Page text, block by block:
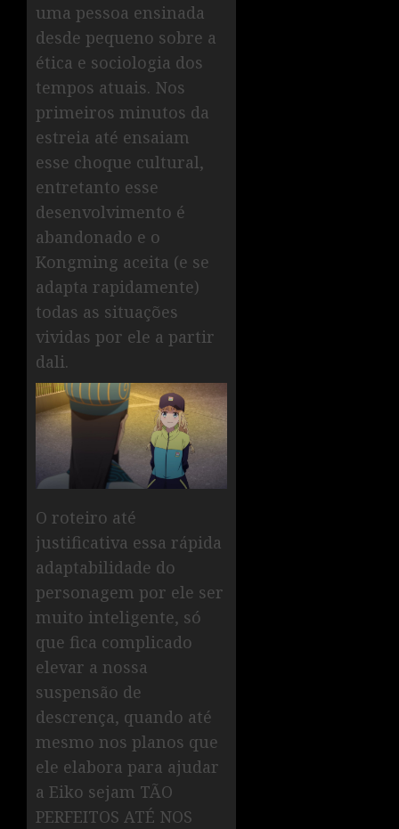
uma pessoa ensinada
desde pequeno sobre a
ética e sociologia dos
tempos atuais. Nos
primeiros minutos da
estreia até ensaiam
esse choque cultural,
entretanto esse
desenvolvimento é
abandonado e o
Kongming aceita (e se
adapta rapidamente)
todas as situações
vividas por ele a partir
dali.
O roteiro até
justificativa essa rápida
adaptabilidade do
personagem por ele ser
muito inteligente, só
que fica complicado
elevar a nossa
suspensão de
descrença, quando até
mesmo nos planos que
ele elabora para ajudar
a Eiko sejam TÃO
PERFEITOS ATÉ NOS